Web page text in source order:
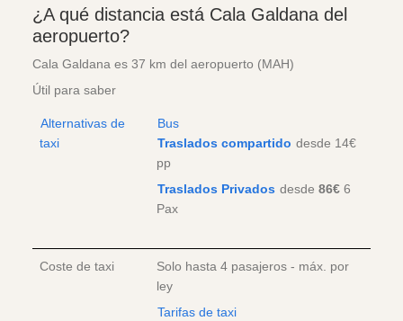
¿A qué distancia está Cala Galdana del
aeropuerto?
Cala Galdana es 37 km del aeropuerto (MAH)
Útil para saber
Alternativas de
taxi
Bus
Traslados compartido desde 14€
pp
Traslados Privados desde 86€ 6
Pax
Coste de taxi
Solo hasta 4 pasajeros - máx. por
ley
Tarifas de taxi